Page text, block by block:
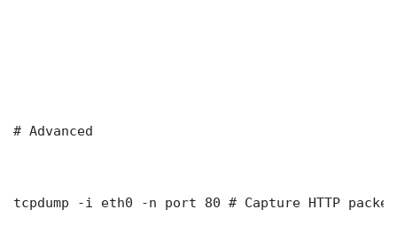
# Advanced
tcpdump -i eth0 -n port 80 # Capture HTTP